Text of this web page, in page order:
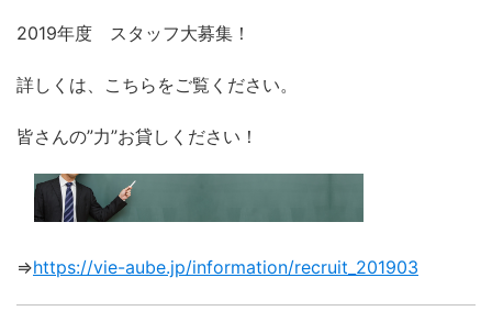
2019年度 スタッフ大募集！
詳しくは、こちらをご覧ください。
皆さんの”力”お貸しください！
⇒https://vie-aube.jp/information/recruit_201903